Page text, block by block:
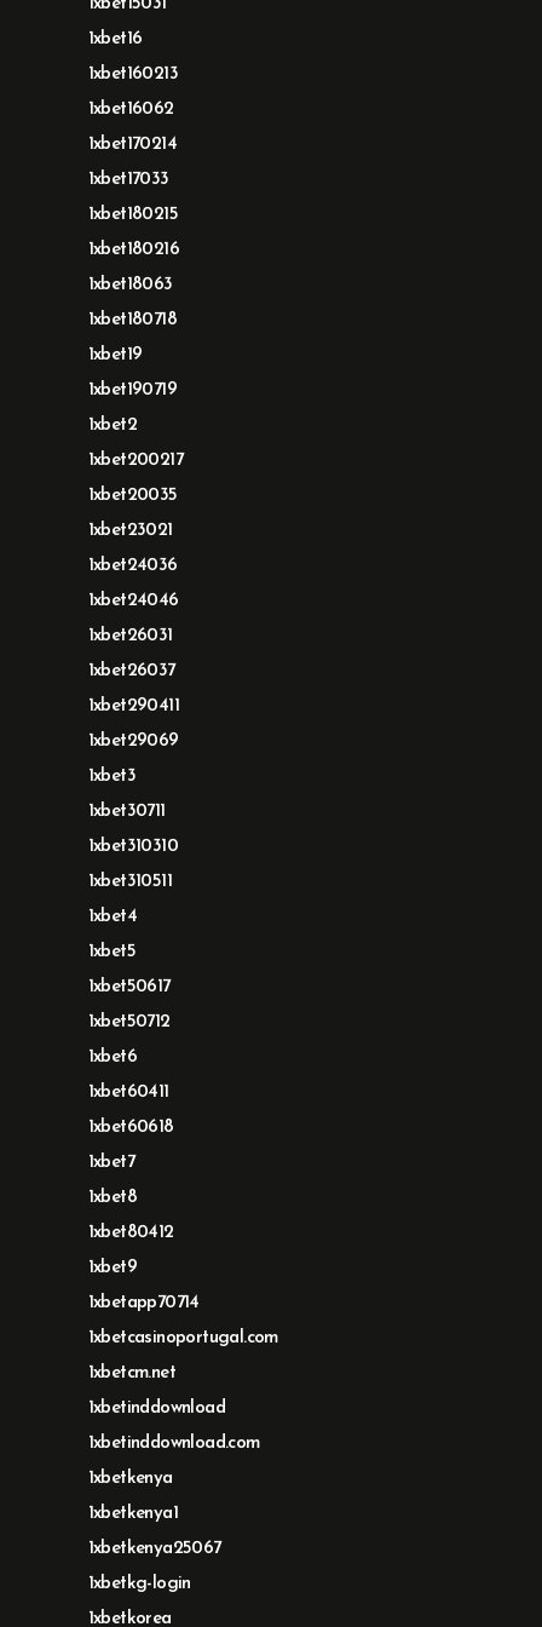
1xbet15031
1xbet16
1xbet160213
1xbet16062
1xbet170214
1xbet17033
1xbet180215
1xbet180216
1xbet18063
1xbet180718
1xbet19
1xbet190719
1xbet2
1xbet200217
1xbet20035
1xbet23021
1xbet24036
1xbet24046
1xbet26031
1xbet26037
1xbet290411
1xbet29069
1xbet3
1xbet30711
1xbet310310
1xbet310511
1xbet4
1xbet5
1xbet50617
1xbet50712
1xbet6
1xbet60411
1xbet60618
1xbet7
1xbet8
1xbet80412
1xbet9
1xbetapp70714
1xbetcasinoportugal.com
1xbetcm.net
1xbetinddownload
1xbetinddownload.com
1xbetkenya
1xbetkenya1
1xbetkenya25067
1xbetkg-login
1xbetkorea